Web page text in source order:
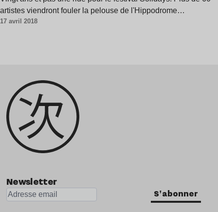
artistes viendront fouler la pelouse de l'Hippodrome…
17 avril 2018
Newsletter
S'abonner